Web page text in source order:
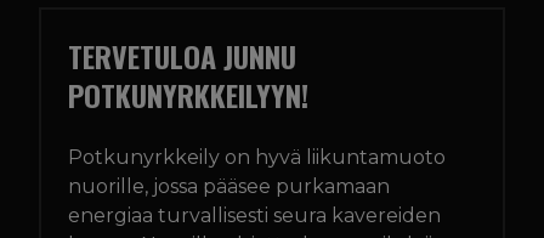
Junnu potkunyrkkeily
Tehtaan tenavat
TREENIT
TERVETULOA JUNNU
POTKUNYRKKEILYYN!
Potkunyrkkeily on hyvä liikuntamuoto
nuorille, jossa pääsee purkamaan
energiaa turvallisesti seura kavereiden